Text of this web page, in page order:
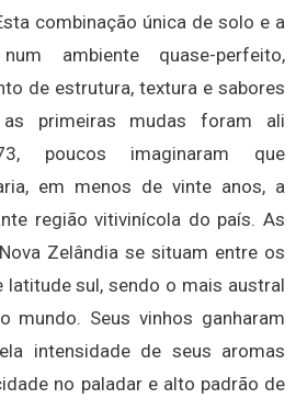
combinação única de solo e a
ambiente quase-perfeito,
de estrutura, textura e sabores
as primeiras mudas foram ali
poucos imaginaram que
em menos de vinte anos, a
região vitivinícola do país. As
Zelândia se situam entre os
latitude sul, sendo o mais austral
mundo. Seus vinhos ganharam
intensidade de seus aromas
no paladar e alto padrão de